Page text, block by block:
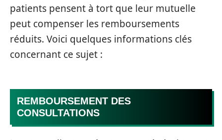
patients pensent à tort que leur mutuelle
peut compenser les remboursements
réduits. Voici quelques informations clés
concernant ce sujet :
REMBOURSEMENT DES
CONSULTATIONS